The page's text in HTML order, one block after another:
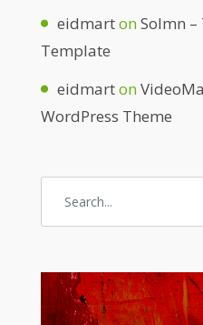
eidmartonSolmn
Template
eidmarton
WordPress Theme